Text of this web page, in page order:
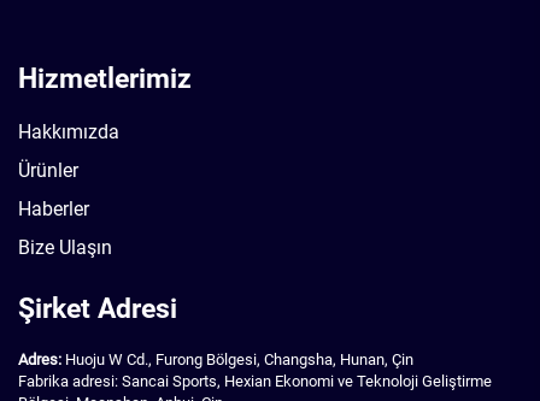
Hizmetlerimiz
Hakkımızda
Ürünler
Haberler
Bize Ulaşın
Şirket Adresi
Adres: Huoju W Cd., Furong Bölgesi, Changsha, Hunan, Çin
Fabrika adresi: Sancai Sports, Hexian Ekonomi ve Teknoloji Geliştirme